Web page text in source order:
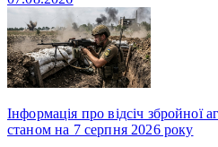
Інформація про відсіч збройної
станом на 7 серпня 2026 року